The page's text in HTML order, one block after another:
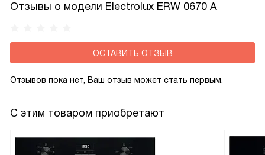
Отзывы о модели Electrolux ERW 0670 A
ОСТАВИТЬ ОТЗЫВ
Отзывов пока нет, Ваш отзыв может стать первым.
С этим товаром приобретают